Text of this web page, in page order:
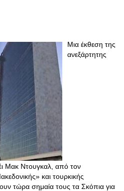
Μια έκθεση της
ανεξάρτητης
Μακ Ντουγκαλ, από τον
και τουρκικής
τώρα σημαία τους τα Σκόπια για